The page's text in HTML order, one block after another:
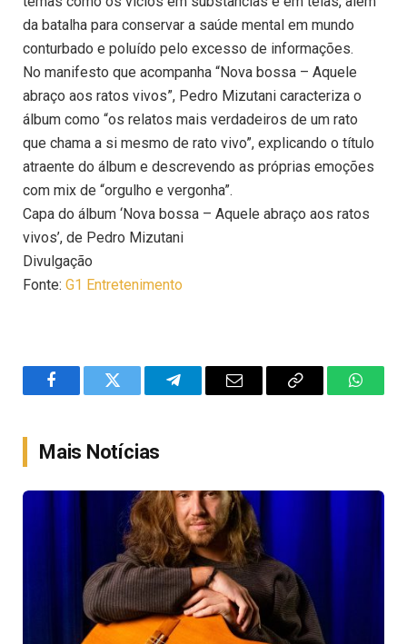
da batalha para conservar a saúde mental em mundo
conturbado e poluído pelo excesso de informações.
No manifesto que acompanha “Nova bossa – Aquele
abraço aos ratos vivos”, Pedro Mizutani caracteriza o
álbum como “os relatos mais verdadeiros de um rato
que chama a si mesmo de rato vivo”, explicando o título
atraente do álbum e descrevendo as próprias emoções
com mix de “orgulho e vergonha”.
Capa do álbum ‘Nova bossa – Aquele abraço aos ratos
vivos’, de Pedro Mizutani
Divulgação
Fonte: G1 Entretenimento
FacebookTwitter TelegramEmail
Copy
Mais Notícias